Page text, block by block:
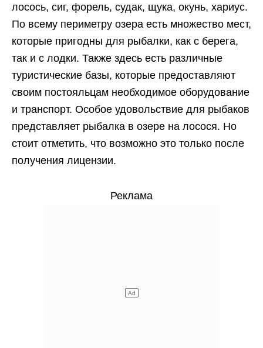
лосось, сиг, форель, судак, щука, окунь, хариус.
По всему периметру озера есть множество мест,
которые пригодны для рыбалки, как с берега,
так и с лодки. Также здесь есть различные
туристические базы, которые предоставляют
своим постояльцам необходимое оборудование
и транспорт. Особое удовольствие для рыбаков
представляет рыбалка в озере на лосося. Но
стоит отметить, что возможно это только после
получения лицензии.
Реклама